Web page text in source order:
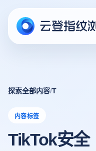
探索全部内容/T
内容标签
TikTok安全